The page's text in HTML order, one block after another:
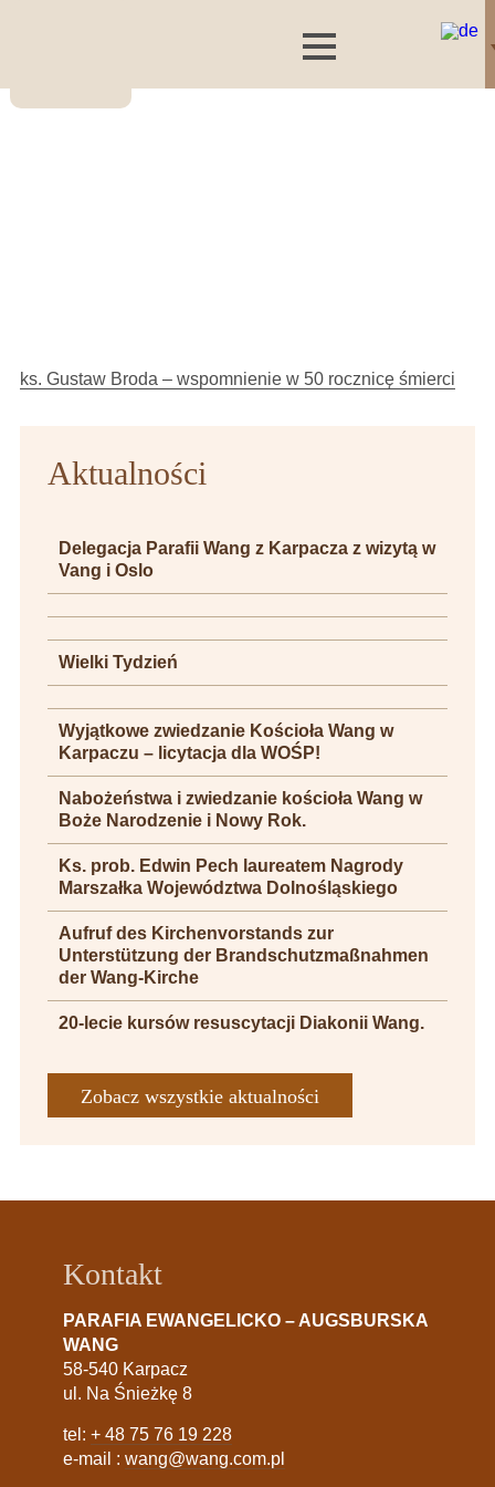
ks. Gustaw Broda – wspomnienie w 50 rocznicę śmierci
Aktualności
Delegacja Parafii Wang z Karpacza z wizytą w
Vang i Oslo
Wielki Tydzień
Wyjątkowe zwiedzanie Kościoła Wang w
Karpaczu – licytacja dla WOŚP!
Nabożeństwa i zwiedzanie kościoła Wang w
Boże Narodzenie i Nowy Rok.
Ks. prob. Edwin Pech laureatem Nagrody
Marszałka Województwa Dolnośląskiego
Aufruf des Kirchenvorstands zur
Unterstützung der Brandschutzmaßnahmen
der Wang-Kirche
20-lecie kursów resuscytacji Diakonii Wang.
Zobacz wszystkie aktualności
Kontakt
PARAFIA EWANGELICKO – AUGSBURSKA
WANG
58-540 Karpacz
ul. Na Śnieżkę 8
tel: + 48 75 76 19 228
e-mail : wang@wang.com.pl